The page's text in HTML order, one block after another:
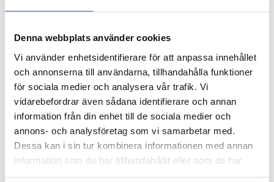
Denna webbplats använder cookies
Vi använder enhetsidentifierare för att anpassa innehållet
och annonserna till användarna, tillhandahålla funktioner
för sociala medier och analysera vår trafik. Vi
vidarebefordrar även sådana identifierare och annan
information från din enhet till de sociala medier och
annons- och analysföretag som vi samarbetar med.
Dessa kan i sin tur kombinera informationen med annan
information som du har tillhandahållit eller som de har
G-MLT-D101S 1500
G-MLT-D111S 1100
G-MLT-D111L 1800